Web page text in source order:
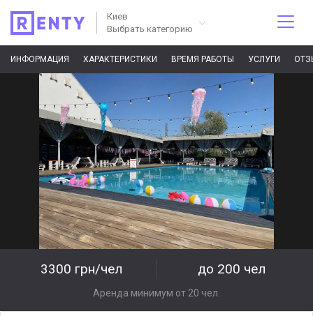
Киев
Выбрать категорию
ИНФОРМАЦИЯ ХАРАКТЕРИСТИКИ ВРЕМЯ РАБОТЫ УСЛУГИ
3300 грн/чел до 200 чел
Аренда минимум от 20 чел.